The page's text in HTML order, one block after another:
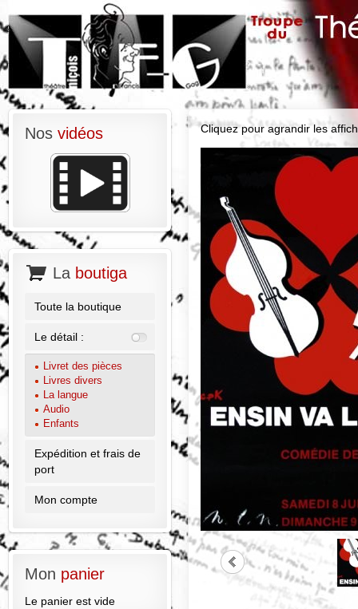
Cliquez pour agrandir les
Nos vidéos
La boutiga
Toute la boutique
Le détail :
Livret des pièces
Livres divers
La langue
Audio
Enfants
Expédition et frais de
port
Mon compte
Mon panier
Le panier est vide